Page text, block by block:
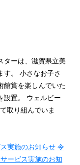
ターは、滋賀県立美
す。 小さなお子さ
館賞を楽しんでいた
設置。 ウェルビー
取り組んでいま
実施のお知らせ 令
ービス実施のお知